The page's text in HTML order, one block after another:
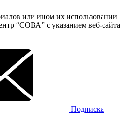
или ином их использовании
“СОВА” с указанием веб-сайта
Подписка